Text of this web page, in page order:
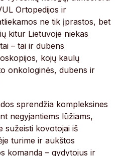
Ortopedijos ir
ne tik įprastos, bet
kitur Lietuvoje niekas
– tai ir dubens
kojų kaulų
onkologinės, dubens ir
sprendžia kompleksines
negyjantiems lūžiams,
sužeisti kovotojai iš
turime ir aukštos
komandą – gydytojus ir